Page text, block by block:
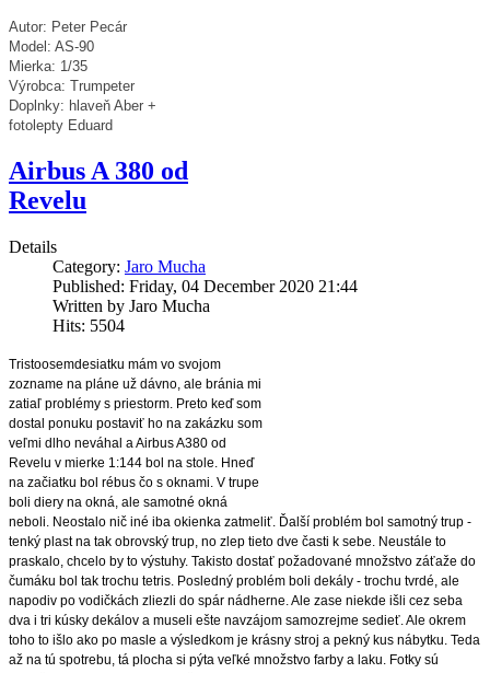
Autor: Peter Pecár
Model: AS-90
Mierka: 1/35
Výrobca: Trumpeter
Doplnky: hlaveň Aber +
fotolepty Eduard
Airbus A 380 od
Revelu
Details
Category: Jaro Mucha
Published: Friday, 04 December 2020 21:44
Written by Jaro Mucha
Hits: 5504
Tristoosemdesiatku mám vo svojom
zozname na pláne už dávno, ale bránia mi
zatiaľ problémy s priestorm. Preto keď som
dostal ponuku postaviť ho na zakázku som
veľmi dlho neváhal a Airbus A380 od
Revelu v mierke 1:144 bol na stole. Hneď
na začiatku bol rébus čo s oknami. V trupe
boli diery na okná, ale samotné okná
neboli. Neostalo nič iné iba okienka zatmeliť. Ďalší problém bol samotný trup -
tenký plast na tak obrovský trup, no zlep tieto dve časti k sebe. Neustále to
praskalo, chcelo by to výstuhy. Takisto dostať požadované množstvo záťaže do
čumáku bol tak trochu tetris. Posledný problém boli dekály - trochu tvrdé, ale
napodiv po vodičkách zliezli do spár nádherne. Ale zase niekde išli cez seba
dva i tri kúsky dekálov a museli ešte navzájom samozrejme sedieť. Ale okrem
toho to išlo ako po masle a výsledkom je krásny stroj a pekný kus nábytku. Teda
až na tú spotrebu, tá plocha si pýta veľké množstvo farby a laku. Fotky sú